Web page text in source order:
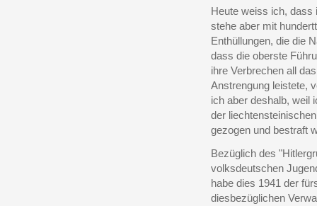
Heute weiss ich, dass
stehe aber mit
Enthüllungen, die die
dass die oberste
ihre Verbrechen all
Anstrengung leistete,
ich aber deshalb, weil
der
gezogen und bestraft
Bezüglich des
volksdeutschen
habe dies 1941 der
diesbezüglichen